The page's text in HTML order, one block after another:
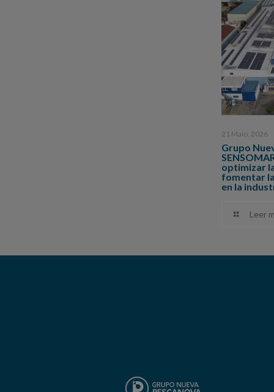
21 Maio, 2026
Grupo
optimizar
fomentar
en la
Leer